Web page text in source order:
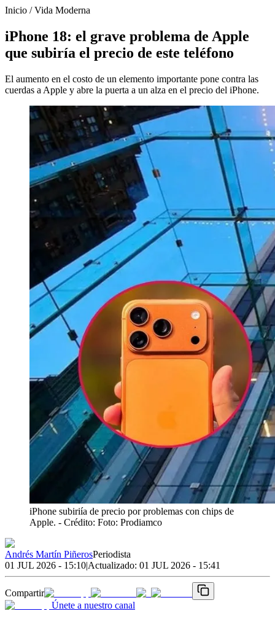
Inicio /Vida Moderna
iPhone 18: el grave problema de Apple
que subiría el precio de este teléfono
El aumento en el costo de un elemento importante pone contra las
cuerdas a Apple y abre la puerta a un alza en el precio del iPhone.
iPhone subiriía de precio por problemas con chips de
Apple. - Crédito: Foto: Prodiamco
Andrés Martín PiñerosPeriodista
01 JUL 2026 - 15:10|Actualizado: 01 JUL 2026 - 15:41
Compartir
Únete a nuestro canal